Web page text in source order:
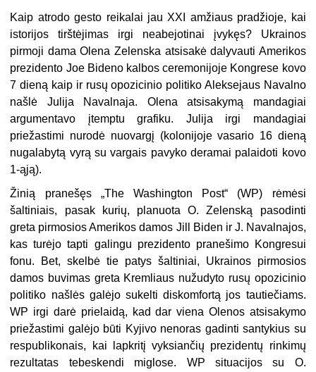
Kaip atrodo gesto reikalai jau XXI amžiaus pradžioje, kai
istorijos tirštėjimas irgi neabejotinai įvykęs? Ukrainos
pirmoji dama Olena Zelenska atsisakė dalyvauti Amerikos
prezidento Joe Bideno kalbos ceremonijoje Kongrese kovo
7 dieną kaip ir rusų opozicinio politiko Aleksejaus Navalno
našlė Julija Navalnaja. Olena atsisakymą mandagiai
argumentavo įtemptu grafiku. Julija irgi mandagiai
priežastimi nurodė nuovargį (kolonijoje vasario 16 dieną
nugalabytą vyrą su vargais pavyko deramai palaidoti kovo
1-ąją).
Žinią pranešęs „The Washington Post“ (WP) rėmėsi
šaltiniais, pasak kurių, planuota O. Zelenską pasodinti
greta pirmosios Amerikos damos Jill Biden ir J. Navalnajos,
kas turėjo tapti galingu prezidento pranešimo Kongresui
fonu. Bet, skelbė tie patys šaltiniai, Ukrainos pirmosios
damos buvimas greta Kremliaus nužudyto rusų opozicinio
politiko našlės galėjo sukelti diskomfortą jos tautiečiams.
WP irgi darė prielaidą, kad dar viena Olenos atsisakymo
priežastimi galėjo būti Kyjivo nenoras gadinti santykius su
respublikonais, kai lapkritį vyksiančių prezidentų rinkimų
rezultatas tebeskendi miglose. WP situacijos su O.